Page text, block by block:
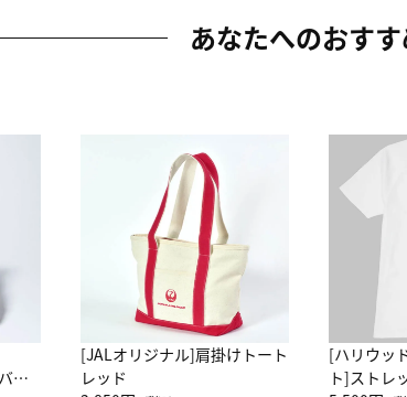
あなたへのおす
ッ
[JALオリジナル]肩掛けトート
レッド
[ハリウッ
ト]ストレ